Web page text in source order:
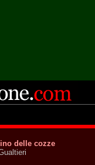
delle cozze